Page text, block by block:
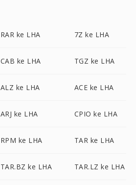
RAR ke LHA 7Z ke LHA
CAB ke LHA TGZ ke LHA
ALZ ke LHA ACE ke LHA
ARJ ke LHA CPIO ke LHA
RPM ke LHA TAR ke LHA
TAR.BZ ke LHA TAR.LZ ke LHA